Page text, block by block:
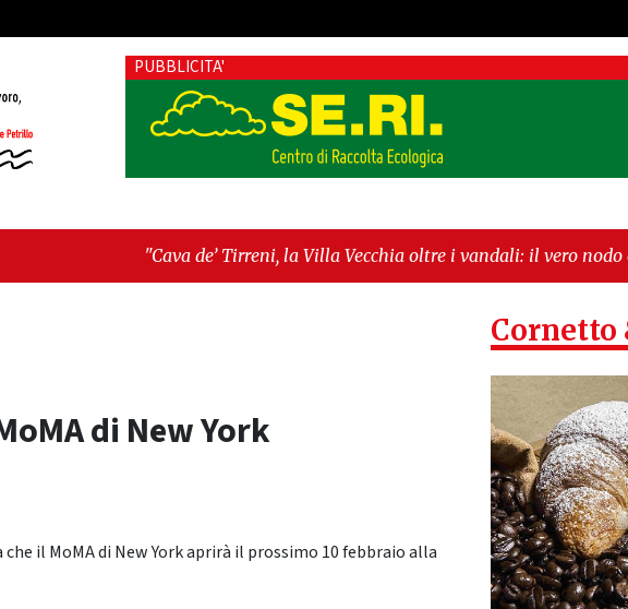
PUBBLICITA'
"Cava de’ Tirreni, la Villa Vecchia oltre i vandali: il vero nodo è il senso di
Fratellanza sull'ultima seduta consiliare: “Serve chiarezza!”"
di New York
il MoMA di New York aprirà il prossimo 10 febbraio alla
Cornetto